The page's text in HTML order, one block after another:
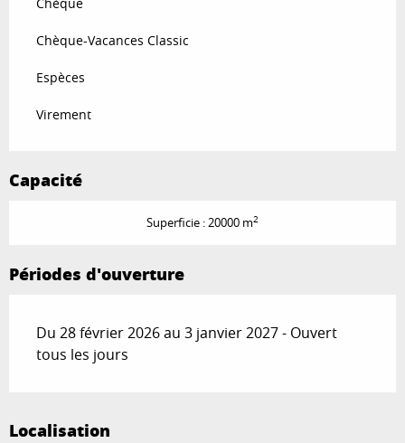
Chèque-Vacances Classic
Espèces
Virement
Capacité
Superficie : 20000 m2
Périodes d'ouverture
Du 28 février 2026 au 3 janvier 2027 - Ouvert
tous les jours
Localisation